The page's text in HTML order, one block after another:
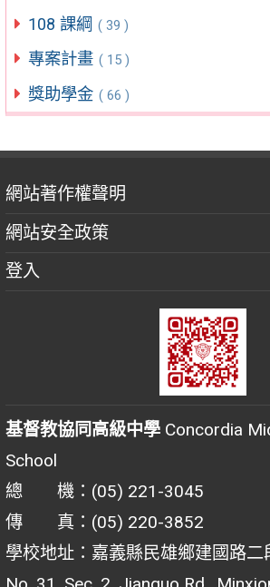
108 課綱 ( 39 )
專案計畫 ( 15 )
獎助學金 ( 66 )
網站著作權聲明
網站安全政策
登入
基督教協同高級中學 Concordia
School
總 機：(05) 221-3045
傳 真：(05) 220-3852
學校地址：嘉義縣民雄鄉建國路二